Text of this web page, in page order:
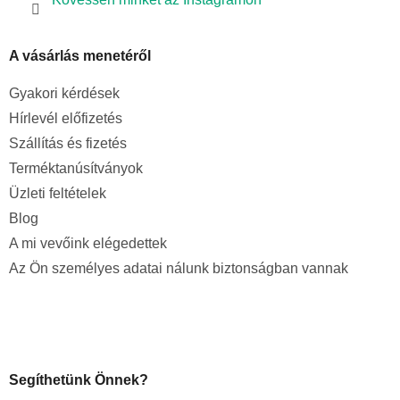
A vásárlás menetéről
Gyakori kérdések
Hírlevél előfizetés
Szállítás és fizetés
Terméktanúsítványok
Üzleti feltételek
Blog
A mi vevőink elégedettek
Az Ön személyes adatai nálunk biztonságban vannak
Segíthetünk Önnek?